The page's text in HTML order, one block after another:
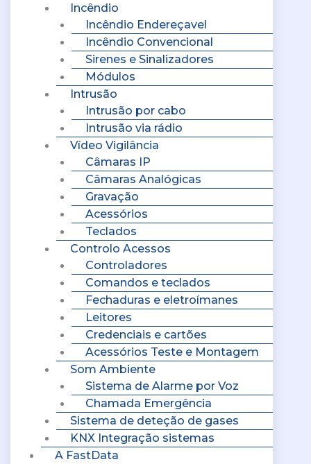
Incêndio
Incêndio Endereçavel
Incêndio Convencional
Sirenes e Sinalizadores
Módulos
Intrusão
Intrusão por cabo
Intrusão via rádio
Vídeo Vigilância
Câmaras IP
Câmaras Analógicas
Gravação
Acessórios
Teclados
Controlo Acessos
Controladores
Comandos e teclados
Fechaduras e eletroímanes
Leitores
Credenciais e cartões
Acessórios Teste e Montagem
Som Ambiente
Sistema de Alarme por Voz
Chamada Emergência
Sistema de deteção de gases
KNX Integração sistemas
A FastData